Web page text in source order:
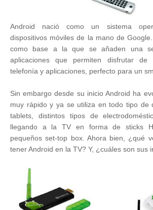
Android nació como un sistema
dispositivos móviles de la mano de
como base a la que se añaden una
aplicaciones que permiten disfrutar de
telefonía y aplicaciones, perfecto para un
Sin embargo desde su inicio Android ha
muy rápido y ya se utiliza en todo tipo de
tablets, distintos tipos de
llegando a la TV en forma de sticks
pequeños set-top box. Ahora bien, ¿qué
tener Android en la TV? Y, ¿cuáles son sus